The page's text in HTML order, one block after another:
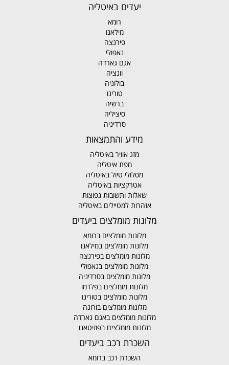
יעדים באיטליה
רומא
מילאנו
פירנצה
נאפולי
אגם גארדה
וונציה
בולוניה
טורינו
ברשיה
סיציליה
סרדיניה
מידע והתמצאות
מזג אוויר באיטליה
מפת איטליה
מסלולי טיול באיטליה
אטרקציות באיטליה
שאלות ותשובות נפוצות
אזהרות למטיילים באיטליה
מלונות מומלצים ביעדים
מלונות מומלצים ברומא
מלונות מומלצים במילאנו
מלונות מומלצים בפירנצה
מלונות מומלצים בנאפולי
מלונות מומלצים בסרדיניה
מלונות מומלצים בפלרמו
מלונות מומלצים בטורינו
מלונות מומלצים בורונה
מלונות מומלצים באגם גארדה
מלונות מומלצים בפוזיטאנו
השכרת רכב ביעדים
השכרת רכב ברומא